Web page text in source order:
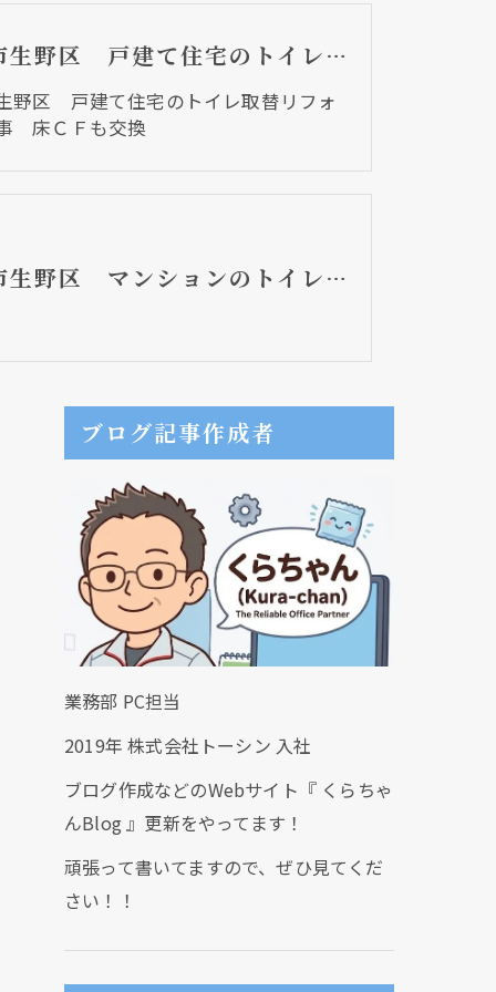
大阪市生野区 戸建て住宅のトイレ取替リフォーム工事 床ＣＦも交換
野区 戸建て住宅のトイレ取替リフォ
床ＣＦも交換
大阪市生野区 マンションのトイレ取替リフォーム工事 普通便座から大型便座になり大きくなりました。
ブログ記事作成者
業務部 PC担当
2019年 株式会社トーシン 入社
ブログ作成などのWebサイト『 くらちゃ
んBlog 』更新をやってます！
頑張って書いてますので、ぜひ見てくだ
さい！！